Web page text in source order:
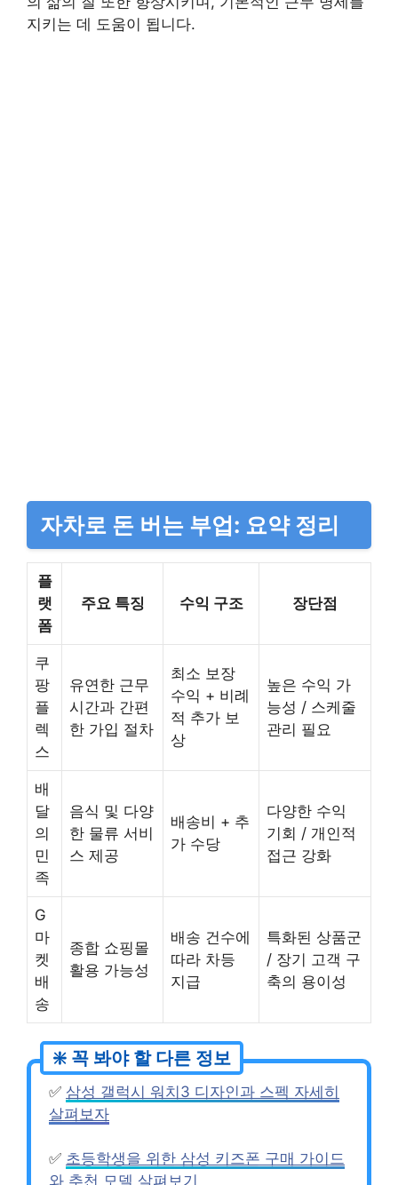
지키는 데 도움이 됩니다.
자차로 돈 버는 부업: 요약 정리
플
랫
폼
주요 특징 수익 구조 장단점
쿠
팡
플
렉
스
유연한 근무
시간과 간편
한 가입 절차
최소 보장
수익 + 비례
적 추가 보
상
높은 수익 가
능성 / 스케줄
관리 필요
배
달
의
민
족
음식 및 다양
한 물류 서비
스 제공
배송비 + 추
가 수당
다양한 수익
기회 / 개인적
접근 강화
G
마
켓
배
송
종합 쇼핑몰
활용 가능성
배송 건수에
따라 차등
지급
특화된 상품군
/ 장기 고객 구
축의 용이성
✅ 삼성 갤럭시 워치3 디자인과 스펙 자세히
살펴보자
✅ 초등학생을 위한 삼성 키즈폰 구매 가이드
와 추천 모델 살펴보기